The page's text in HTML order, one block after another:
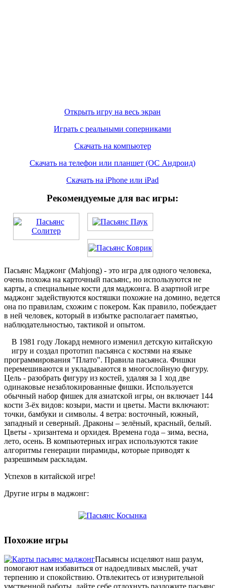
Открыть игру на весь экран
Играть с реальными соперниками
Скачать на компьютер
Скачать на телефон или планшет (ОС Андроид)
Скачать на iPhone или iPad
Рекомендуемые для вас игры:
Пасьянс Маджонг (Mahjong) - это игра для одного человека,
очень похожа на карточный пасьянс, но используются не
карты, а специальные кости для маджонга. В азартной игре
маджонг задействуются костяшки похожие на домино, ведется
она по правилам, схожим с покером. Как правило, побеждает
в ней человек, который в избытке располагает памятью,
наблюдательностью, тактикой и опытом.
В 1981 году Локард немного изменил детскую китайскую
игру и создал прототип пасьянса с костями на языке
программирования "Плато". Правила пасьянса. Фишки
перемешиваются и укладываются в многослойную фигуру.
Цель - разобрать фигуру из костей, удаляя за 1 ход две
одинаковые незаблокированные фишки. Используется
обычный набор фишек для азиатской игры, он включает 144
кости 3-ёх видов: козыри, масти и цветы. Масти включают:
точки, бамбуки и символы. 4 ветра: восточный, южный,
западный и северный. Драконы – зелёный, красный, белый.
Цветы - хризантема и орхидея. Времена года – зима, весна,
лето, осень. В компьютерных играх используются такие
алгоритмы генерации пирамиды, которые приводят к
разрешимым раскладам.
Успехов в китайской игре!
Другие игры в маджонг:
Похожие игры
Пасьянсы исцеляют наш разум,
помогают нам избавиться от надоедливых мыслей, учат
терпению и спокойствию. Отвлекитесь от изнурительной